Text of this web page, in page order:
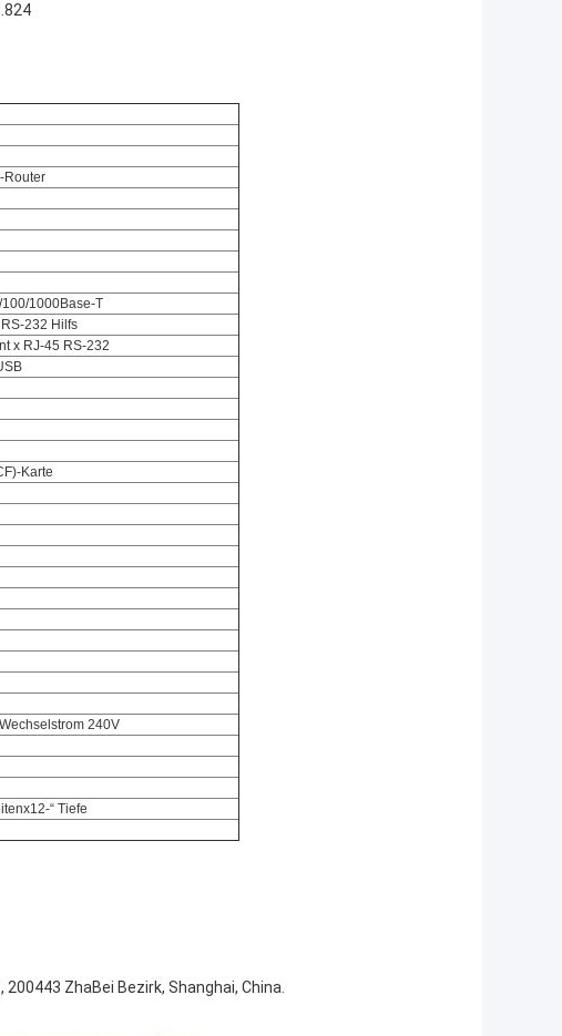
Router
1000Base-T
232 Hilfs
x RJ-45 RS-232
Karte
240V
“ Tiefe
ZhaBei Bezirk, Shanghai, China.